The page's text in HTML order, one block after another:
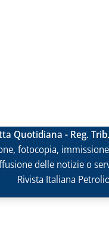
Quotidiana - Reg.
fotocopia,
delle notizie o
Rivista Italiana